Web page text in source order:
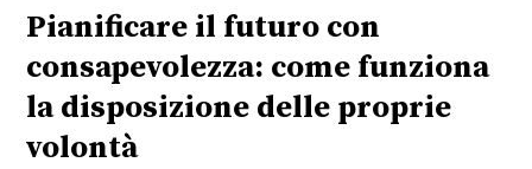
Pianificare il futuro con
consapevolezza: come funziona
la disposizione delle proprie
volontà